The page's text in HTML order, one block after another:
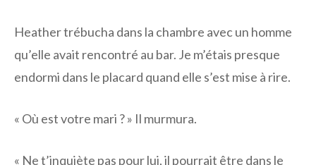
Heather trébucha dans la chambre avec un homme
qu’elle avait rencontré au bar. Je m’étais presque
endormi dans le placard quand elle s’est mise à rire.
« Où est votre mari ? » Il murmura.
« Ne t’inquiète pas pour lui, il pourrait être dans le